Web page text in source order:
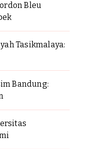
Bleu
Tasikmalaya:
Bandung: